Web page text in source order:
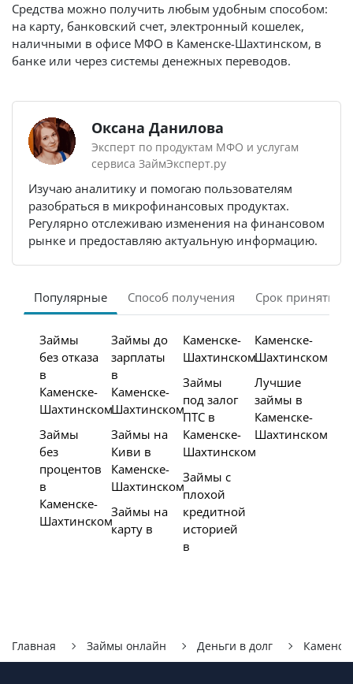
Средства можно получить любым удобным способом:
на карту, банковский счет, электронный кошелек,
наличными в офисе МФО в Каменске-Шахтинском, в
банке или через системы денежных переводов.
Оксана Данилова
Эксперт по продуктам МФО и услугам
сервиса ЗаймЭксперт.ру
Изучаю аналитику и помогаю пользователям
разобраться в микрофинансовых продуктах.
Регулярно отслеживаю изменения на финансовом
рынке и предоставляю актуальную информацию.
Популярные Способ получения Срок принятия
Займы
без отказа
в
Каменске-
Шахтинском
Займы
без
процентов
в
Каменске-
Шахтинском
Займы до
зарплаты
в
Каменске-
Шахтинском
Займы на
Киви в
Каменске-
Шахтинском
Займы на
карту в
Каменске-
Шахтинском
Займы
под залог
ПТС в
Каменске-
Шахтинском
Займы с
плохой
кредитной
историей
в
Каменске-
Шахтинском
Лучшие
займы в
Каменске-
Шахтинском
Главная Займы онлайн Деньги в долг